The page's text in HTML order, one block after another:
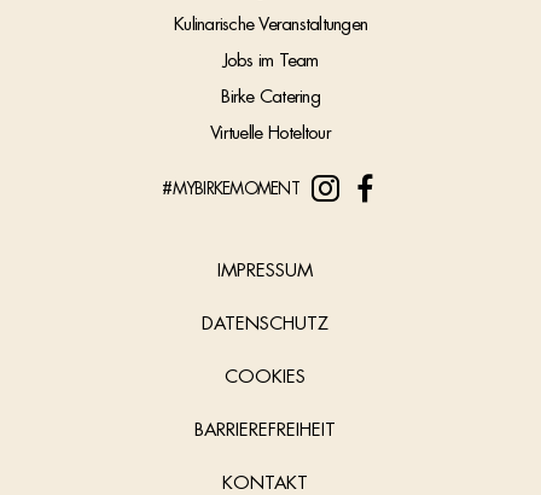
Kulinarische Veranstaltungen
Jobs im Team
Birke Catering
Virtuelle Hoteltour
#MYBIRKEMOMENT
IMPRESSUM
DATENSCHUTZ
COOKIES
BARRIEREFREIHEIT
KONTAKT